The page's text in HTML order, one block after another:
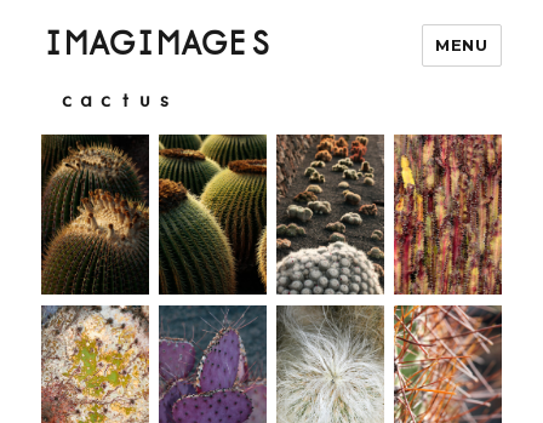
IMAGIMAGES MENU
cactus